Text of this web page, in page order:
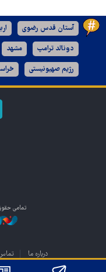
آستان قدس رضوی
دونالد ترامپ مشهد
رژیم صهیونیستی
تمامی
درباره ما